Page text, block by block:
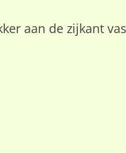
aan de zijkant